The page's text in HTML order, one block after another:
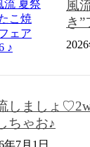
風
き
しましょ
ちゃお♪